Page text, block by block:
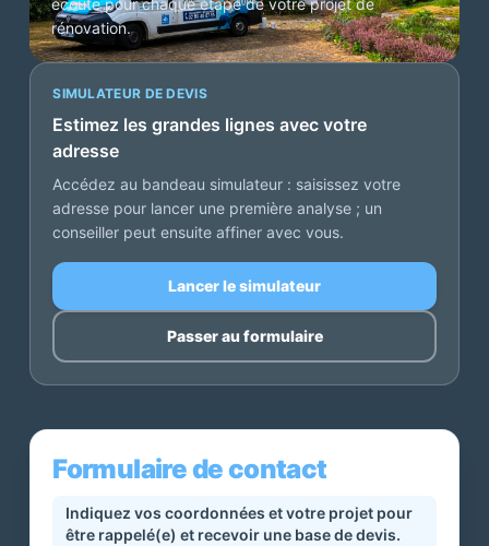
écoute pour chaque étape de votre projet de
rénovation.
SIMULATEUR DE DEVIS
Estimez les grandes lignes avec votre
adresse
Accédez au bandeau simulateur : saisissez votre
adresse pour lancer une première analyse ; un
conseiller peut ensuite affiner avec vous.
Lancer le simulateur
Passer au formulaire
Formulaire de contact
Indiquez vos coordonnées et votre projet pour
être rappelé(e) et recevoir une base de devis.